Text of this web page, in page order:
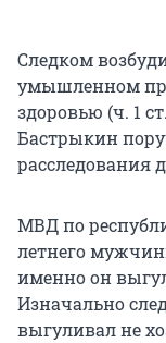
Следком
умышленном
здоровью (ч. 1
Бастрыкин
расследования
МВД по
летнего
именно он
Изначально
выгуливал не